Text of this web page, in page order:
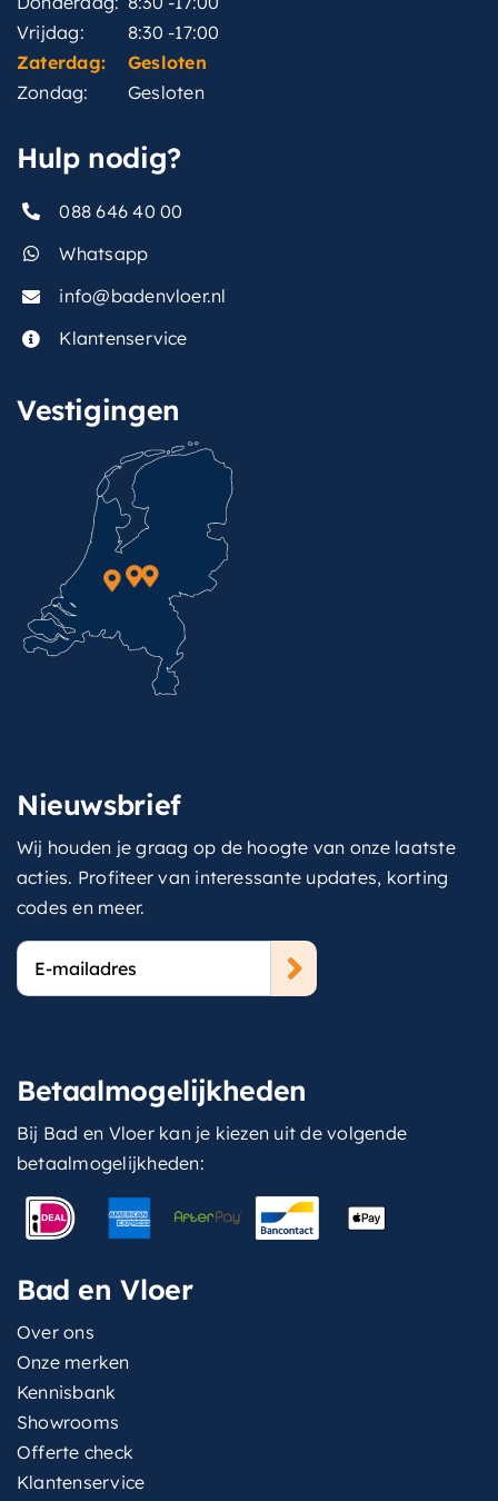
Vrijdag:
8:30 -17:00
Zaterdag:
Gesloten
Zondag:
Gesloten
Hulp nodig?
088 646 40 00
Whatsapp
info@badenvloer.nl
Klantenservice
Vestigingen
Nieuwsbrief
Wij houden je graag op de hoogte van onze laatste
acties. Profiteer van interessante updates, korting
codes en meer.
E-
mailadres
Betaalmogelijkheden
Bij Bad en Vloer kan je kiezen uit de volgende
betaalmogelijkheden:
Bad en Vloer
Over ons
Onze merken
Kennisbank
Showrooms
Offerte check
Klantenservice